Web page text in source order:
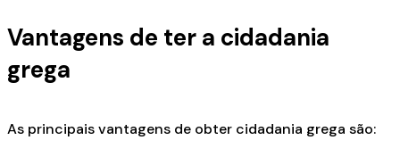
Vantagens de ter a cidadania
grega
As principais vantagens de obter cidadania grega são: